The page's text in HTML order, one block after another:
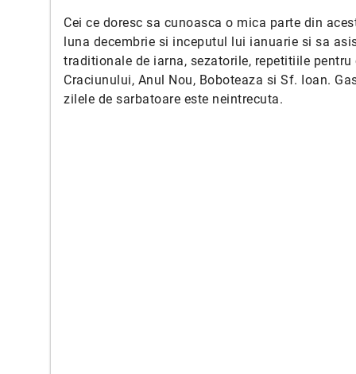
Cei ce doresc sa cunoasca o mica parte din
luna decembrie si inceputul lui ianuarie si sa
traditionale de iarna, sezatorile, repetitiile
Craciunului, Anul Nou, Boboteaza si Sf. Ioan.
zilele de sarbatoare este neintrecuta.